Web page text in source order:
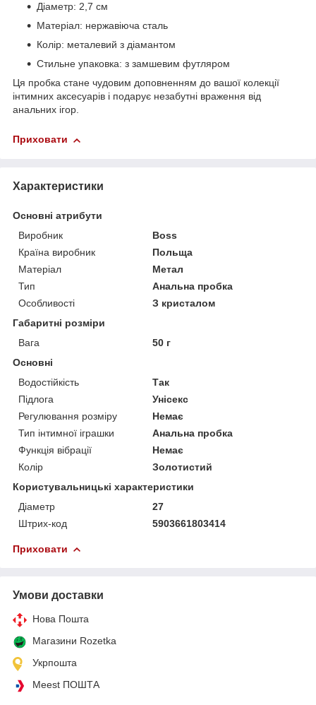
Діаметр: 2,7 см
Матеріал: нержавіюча сталь
Колір: металевий з діамантом
Стильне упаковка: з замшевим футляром
Ця пробка стане чудовим доповненням до вашої колекції
інтимних аксесуарів і подарує незабутні враження від
анальних ігор.
Приховати
Характеристики
Основні атрибути
Виробник
Boss
Країна виробник
Польща
Матеріал
Метал
Тип
Анальна пробка
Особливості
З кристалом
Габаритні розміри
Вага
50 г
Основні
Водостійкість
Так
Підлога
Унісекс
Регулювання розміру
Немає
Тип інтимної іграшки
Анальна пробка
Функція вібрації
Немає
Колір
Золотистий
Користувальницькі характеристики
Діаметр
27
Штрих-код
5903661803414
Приховати
Умови доставки
Нова Пошта
Магазини Rozetka
Укрпошта
Meest ПОШТА